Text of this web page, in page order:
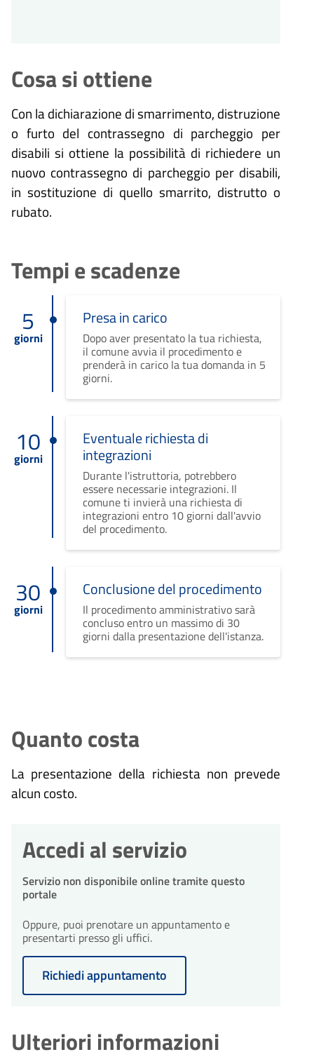
Cosa si ottiene
Con la dichiarazione di smarrimento, distruzione
o furto del contrassegno di parcheggio per
disabili si ottiene la possibilità di richiedere un
nuovo contrassegno di parcheggio per disabili,
in sostituzione di quello smarrito, distrutto o
rubato.
Tempi e scadenze
5
giorni
Presa in carico
Dopo aver presentato la tua richiesta,
il comune avvia il procedimento e
prenderà in carico la tua domanda in 5
giorni.
10
giorni
Eventuale richiesta di
integrazioni
Durante l'istruttoria, potrebbero
essere necessarie integrazioni. Il
comune ti invierà una richiesta di
integrazioni entro 10 giorni dall'avvio
del procedimento.
30
giorni
Conclusione del procedimento
Il procedimento amministrativo sarà
concluso entro un massimo di 30
giorni dalla presentazione dell'istanza.
Quanto costa
La presentazione della richiesta non prevede
alcun costo.
Accedi al servizio
Servizio non disponibile online tramite questo
portale
Oppure, puoi prenotare un appuntamento e
presentarti presso gli uffici.
Richiedi appuntamento
Ulteriori informazioni